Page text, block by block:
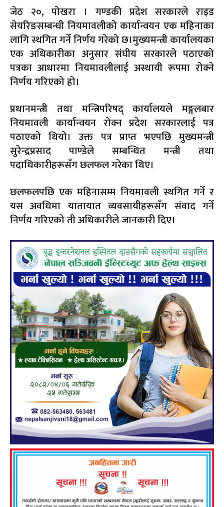
जेठ २०, पोखरा । गण्डकी प्रदेश सरकारले राइड
सेयरिङसम्बन्धी नियमावलीको कार्यान्वयन एक महिनाका
लागि स्थगित गर्ने निर्णय गरेको छ।मुख्यमन्त्री कार्यालयका
एक अधिकारीका अनुसार संघीय सरकारले पठाएको
पत्रका आधारमा नियमावलीलाई अस्थायी रूपमा रोक्ने
निर्णय गरिएको हो।
प्रधानमन्त्री तथा मन्त्रिपरिषद् कार्यालयले मङ्गलबार
नियमावली कार्यान्वयन रोक्न प्रदेश सरकारलाई पत्र
पठाएको थियो। उक्त पत्र प्राप्त भएपछि मुख्यमन्त्री
सुरेन्द्रप्रसाद पाण्डेले सम्बन्धित मन्त्री तथा
पदाधिकारीहरूसँग छलफल गरेका थिए।
छलफलपछि एक महिनासम्म नियमावली स्थगित गर्ने र
यस अवधिमा यातायात व्यवसायीहरूसँग संवाद गर्ने
निर्णय गरिएको ती अधिकारीले जानकारी दिए।